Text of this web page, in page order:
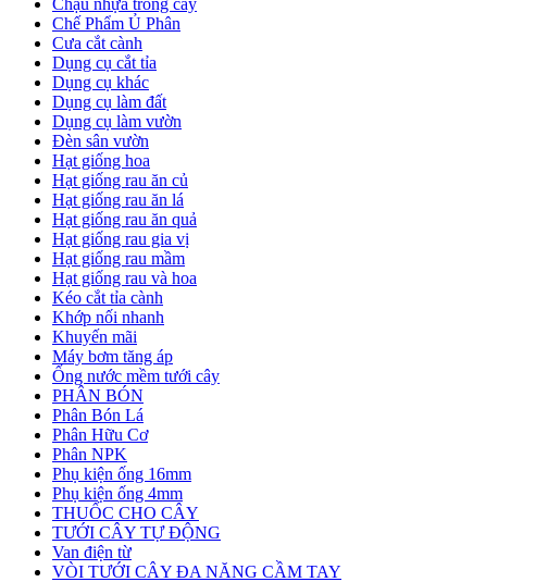
Chậu nhựa trồng cây
Chế Phẩm Ủ Phân
Cưa cắt cành
Dụng cụ cắt tỉa
Dụng cụ khác
Dụng cụ làm đất
Dụng cụ làm vườn
Đèn sân vườn
Hạt giống hoa
Hạt giống rau ăn củ
Hạt giống rau ăn lá
Hạt giống rau ăn quả
Hạt giống rau gia vị
Hạt giống rau mầm
Hạt giống rau và hoa
Kéo cắt tỉa cành
Khớp nối nhanh
Khuyến mãi
Máy bơm tăng áp
Ống nước mềm tưới cây
PHÂN BÓN
Phân Bón Lá
Phân Hữu Cơ
Phân NPK
Phụ kiện ống 16mm
Phụ kiện ống 4mm
THUỐC CHO CÂY
TƯỚI CÂY TỰ ĐỘNG
Van điện từ
VÒI TƯỚI CÂY ĐA NĂNG CẦM TAY